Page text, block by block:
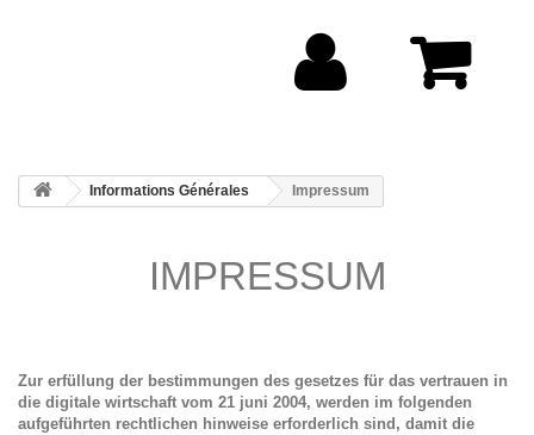
Informations Générales Impressum
IMPRESSUM
Zur erfüllung der bestimmungen des gesetzes für das vertrauen in
die digitale wirtschaft vom 21 juni 2004, werden im folgenden
aufgeführten rechtlichen hinweise erforderlich sind, damit die